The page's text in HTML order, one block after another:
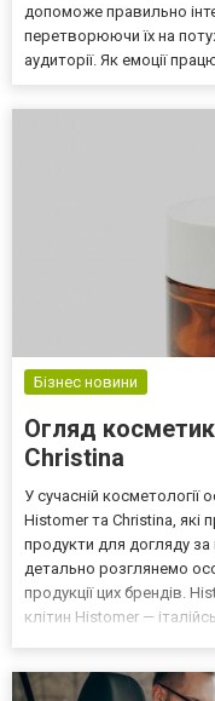
допоможе правильно
перетворюючи їх на
аудиторії. Як емоції
Бізнес новини
Огляд
Christina
У сучасній
Histomer та Christina, які
продукти для догляду за
детально розглянемо
продукції цих брендів.
клітин Histomer —